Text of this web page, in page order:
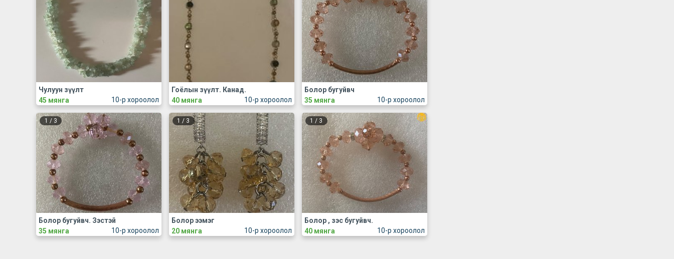
10-р хороолол
Чулуун зүүлт
45 мянга
10-р хороолол
Гоёлын зүүлт. Канад.
40 мянга
10-р хороолол
Болор бугуйвч
35 мянга
1 / 3
10-р хороолол
Болор бугуйвч. Зэстэй
35 мянга
1 / 3
10-р хороолол
Болор ээмэг
20 мянга
1 / 3
10-р хороолол
Болор , зэс бугуйвч.
40 мянга